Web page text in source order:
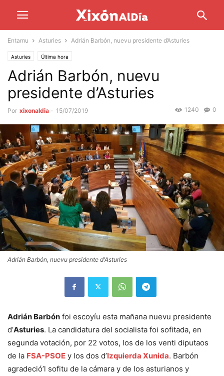
Entamu Asturies Adrián Barbón, nuevu presidente d’Asturies
Asturies Última hora
Adrián Barbón, nuevu
presidente d’Asturies
Por xixonaldia - 15/07/2019 0
1240
Adrián Barbón, nuevu presidente d'Asturies
Adrián Barbón foi escoyíu esta mañana nuevu presidente
d’Asturies. La candidatura del socialista foi sofitada, en
segunda votación, por 22 votos, los de los venti diputaos
de la FSA-PSOE y los dos d’Izquierda Xunida. Barbón
agradeció’l sofitu de la cámara y de los asturianos y